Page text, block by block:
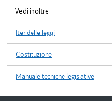
Vedi inoltre
Iter delle leggi
Costituzione
Manuale tecniche legislative